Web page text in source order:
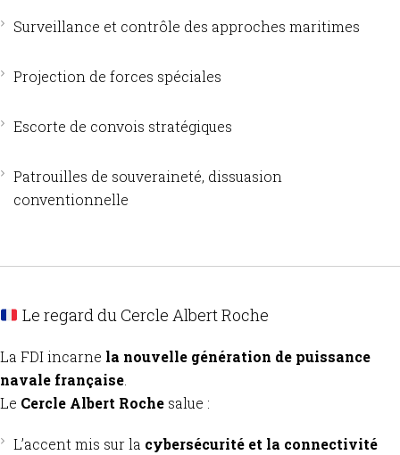
Surveillance et contrôle des approches maritimes
Projection de forces spéciales
Escorte de convois stratégiques
Patrouilles de souveraineté, dissuasion
conventionnelle
Le regard du Cercle Albert Roche
La FDI incarne la nouvelle génération de puissance
navale française.
Le Cercle Albert Roche salue :
L’accent mis sur la cybersécurité et la connectivité